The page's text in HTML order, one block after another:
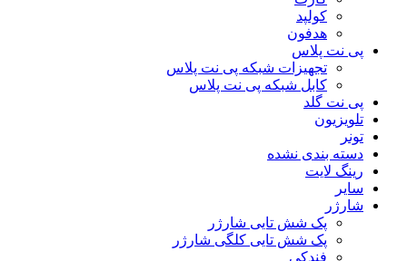
کولپد
هدفون
پی نت پلاس
تجهیزات شبکه پی نت پلاس
کابل شبکه پی نت پلاس
پی نت گلد
تلویزیون
تونر
دسته بندی نشده
رینگ لایت
سایر
شارژر
پک شش تایی شارژر
پک شش تایی کلگی شارژر
فندکی